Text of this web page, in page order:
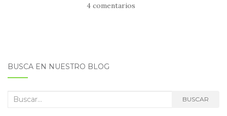
4 comentarios
BUSCA EN NUESTRO BLOG
Buscar: BUSCAR